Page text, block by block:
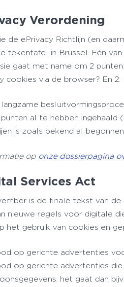
Verordening
de ePrivacy Richtlijn (en
tekentafel in Brussel. Eén
gaat met name om 2
cookies via de browser? En
al te hebben
is zoals bekend al
op onze dossierpagina
Services Act
is de finale tekst van
nieuwe regels voor digitale
het gebruik van cookies en
op gerichte advertenties
op gerichte advertenties
het gaat dan